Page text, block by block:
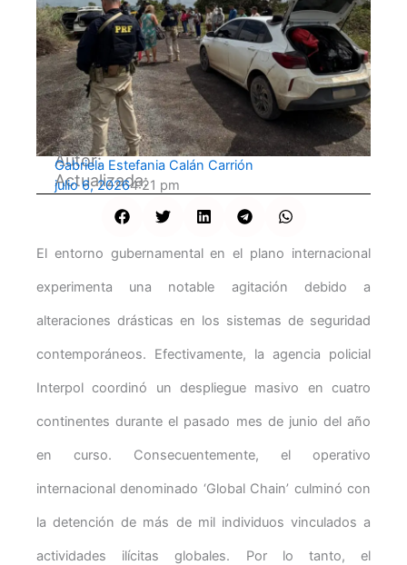
Autor:
Gabriela Estefania Calán Carrión
Actualizada:
julio 6, 20264:21 pm
El entorno gubernamental en el plano internacional
experimenta una notable agitación debido a
alteraciones drásticas en los sistemas de seguridad
contemporáneos. Efectivamente, la agencia policial
Interpol coordinó un despliegue masivo en cuatro
continentes durante el pasado mes de junio del año
en curso. Consecuentemente, el operativo
internacional denominado ‘Global Chain’ culminó con
la detención de más de mil individuos vinculados a
actividades ilícitas globales. Por lo tanto, el